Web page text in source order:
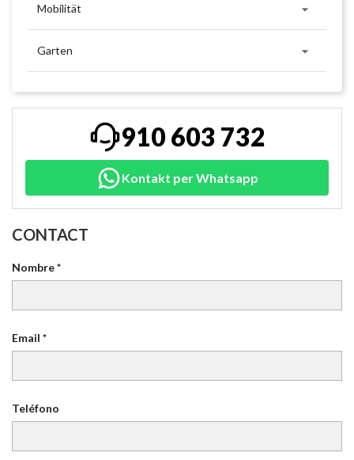
Mobilität 
Garten 
910 603 732
Kontakt per Whatsapp
CONTACT
Nombre *
Email *
Teléfono